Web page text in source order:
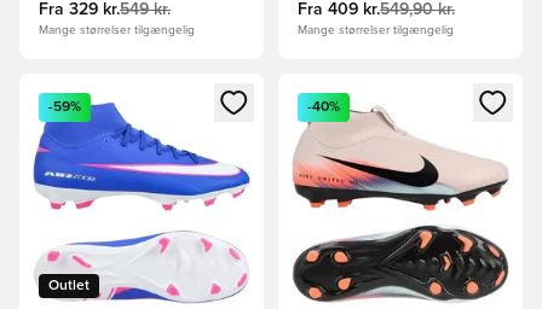
Fra 329 kr.549 kr.
Mange størrelser tilgængelig
Fra 409 kr.549,90 kr.
Mange størrelser tilgængelig
Åbner en Modal til at logge ind eller tilmelde dig som
Outlet
-59%
Åbner en Modal til at logge
-40%